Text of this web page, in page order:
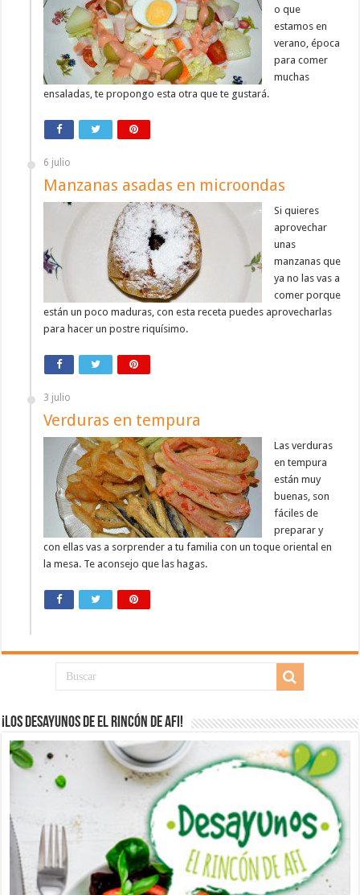
o que
estamos en
verano, época
para comer
muchas
ensaladas, te propongo esta otra que te gustará.
6 julio
Manzanas asadas en microondas
Si quieres
aprovechar
unas
manzanas que
ya no las vas a
comer porque
están un poco maduras, con esta receta puedes aprovecharlas
para hacer un postre riquísimo.
3 julio
Verduras en tempura
Las verduras
en tempura
están muy
buenas, son
fáciles de
preparar y
con ellas vas a sorprender a tu familia con un toque oriental en
la mesa. Te aconsejo que las hagas.
¡Los desayunos de El Rincón de Afi!